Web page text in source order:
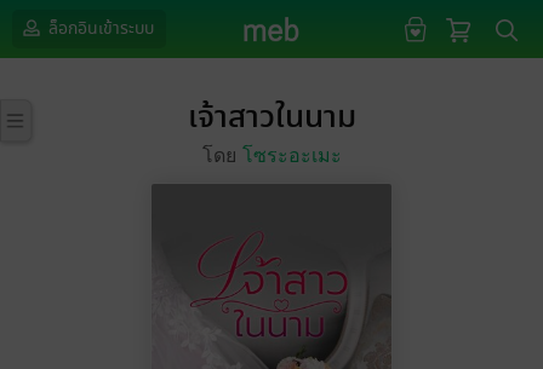
ล็อกอินเข้าระบบ
เจ้าสาวในนาม
โดย โซระอะเมะ